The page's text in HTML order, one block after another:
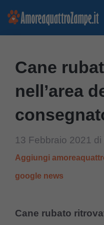
Vai
Cane
nell’area
13 Febbraio 2021 di
Aggiungi
google news
Cane rubato